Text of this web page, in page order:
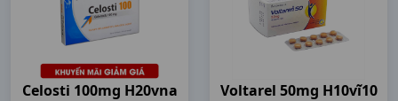
Celosti 100mg H20vna
Voltarel 50mg H10vĩ10